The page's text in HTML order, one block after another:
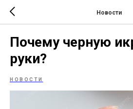
Новости
Почему черную
руки?
НОВОСТИ